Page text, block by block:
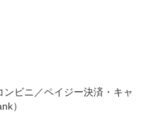
ビニ／ペイジー決済・キャ
）